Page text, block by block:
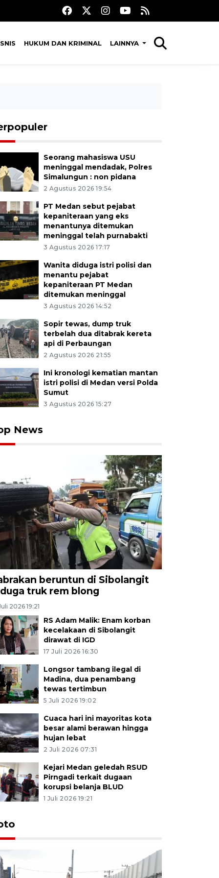
HUKUM DAN KRIMINAL LAINNYA
Seorang mahasiswa USU
meninggal mendadak, Polres
Simalungun : non pidana
2 Agustus 2026 19:54
PT Medan sebut pejabat
kepaniteraan yang eks
menantunya ditemukan
meninggal telah purnabakti
3 Agustus 2026 17:17
Wanita diduga istri polisi dan
menantu pejabat
kepaniteraan PT Medan
ditemukan meninggal
3 Agustus 2026 14:52
Sopir tewas, dump truk
terbelah dua ditabrak kereta
api di Perbaungan
2 Agustus 2026 21:55
Ini kronologi kematian mantan
istri polisi di Medan versi Polda
Sumut
3 Agustus 2026 15:27
News
beruntun di Sibolangit
truk rem blong
2026 19:21
RS Adam Malik: Enam korban
kecelakaan di Sibolangit
dirawat di IGD
17 Juli 2026 16:30
Longsor tambang ilegal di
Madina, dua penambang
tewas tertimbun
5 Juli 2026 19:02
Cuaca hari ini mayoritas kota
besar alami berawan hingga
hujan lebat
2 Juli 2026 07:31
Kejari Medan geledah RSUD
Pirngadi terkait dugaan
korupsi belanja BLUD
1 Juli 2026 19:21